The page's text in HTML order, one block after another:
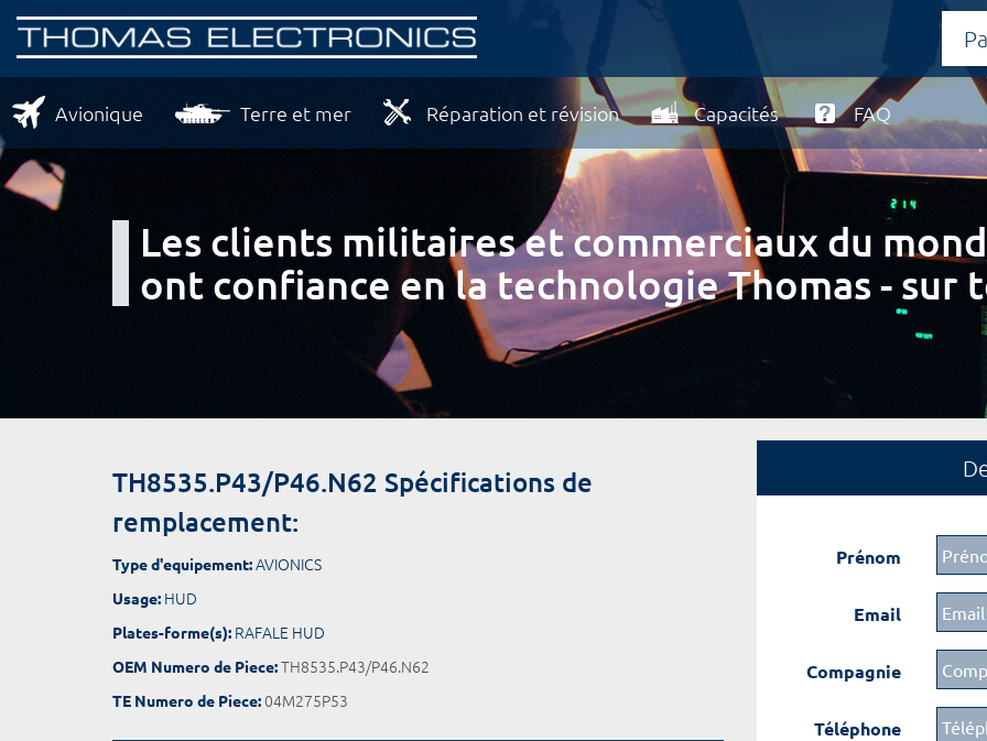
Avionique Terre et mer Réparation et révision Capacités FAQ
Les clients militaires et commerciaux du
ont confiance en la technologie Thomas - sur
TH8535.P43/P46.N62 Spécifications de
remplacement:
Type d'equipement:AVIONICS
Usage: HUD
Plates-forme(s): RAFALE HUD
OEM Numero de Piece:TH8535.P43/P46.N62
TE Numero de Piece:04M275P53
Prénom
Email
Compagnie
Téléphone